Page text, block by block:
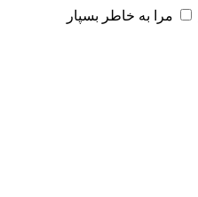
مرا به خاطر بسپار